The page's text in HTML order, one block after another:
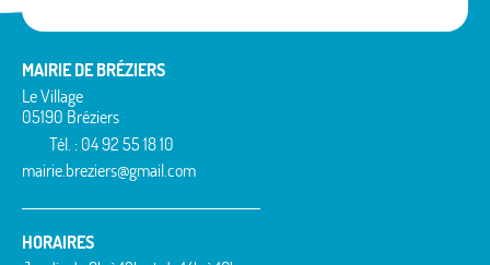
MAIRIE DE BRÉZIERS
Le Village
05190 Bréziers
Tél. : 04 92 55 18 10
mairie.breziers@gmail.com
HORAIRES